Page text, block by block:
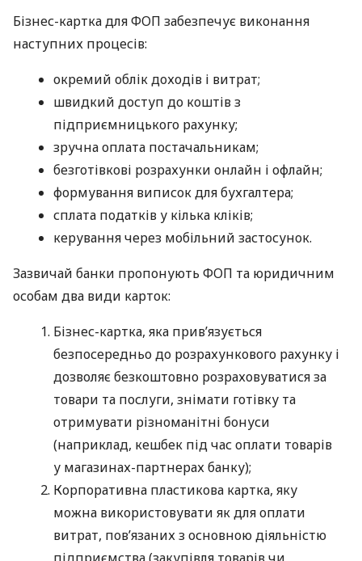
Бізнес-картка для ФОП забезпечує виконання
наступних процесів:
окремий облік доходів і витрат;
швидкий доступ до коштів з
підприємницького рахунку;
зручна оплата постачальникам;
безготівкові розрахунки онлайн і офлайн;
формування виписок для бухгалтера;
сплата податків у кілька кліків;
керування через мобільний застосунок.
Зазвичай банки пропонують ФОП та юридичним
особам два види карток:
Бізнес-картка, яка прив’язується
безпосередньо до розрахункового рахунку і
дозволяє безкоштовно розраховуватися за
товари та послуги, знімати готівку та
отримувати різноманітні бонуси
(наприклад, кешбек під час оплати товарів
у магазинах-партнерах банку);
Корпоративна пластикова картка, яку
можна використовувати як для оплати
витрат, пов’язаних з основною діяльністю